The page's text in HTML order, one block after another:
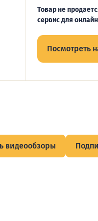
Товар не
сервис для
Посмотреть
видеообзоры